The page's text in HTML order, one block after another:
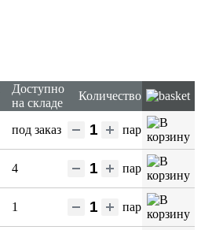
Доступно
на складе
Количество
под заказ пар
4 пар
1 пар